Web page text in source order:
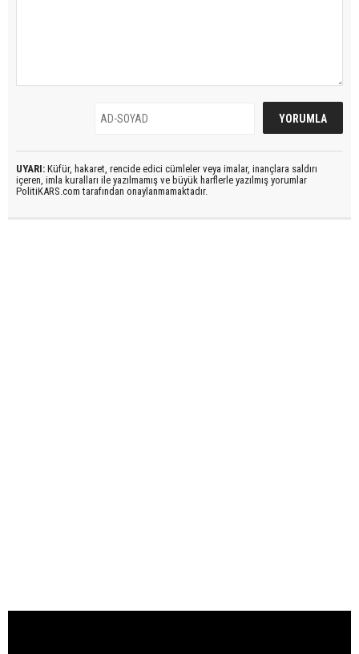
UYARI: Küfür, hakaret, rencide edici cümleler veya imalar, inançlara saldırı
içeren, imla kuralları ile yazılmamış ve büyük harflerle yazılmış yorumlar
PolitiKARS.com tarafından onaylanmamaktadır.